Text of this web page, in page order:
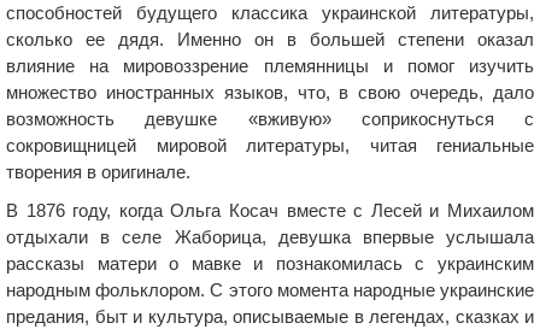
способностей будущего классика украинской литературы,
сколько ее дядя. Именно он в большей степени оказал
влияние на мировоззрение племянницы и помог изучить
множество иностранных языков, что, в свою очередь, дало
возможность девушке «вживую» соприкоснуться с
сокровищницей мировой литературы, читая гениальные
творения в оригинале.
В 1876 году, когда Ольга Косач вместе с Лесей и Михаилом
отдыхали в селе Жаборица, девушка впервые услышала
рассказы матери о мавке и познакомилась с украинским
народным фольклором. С этого момента народные украинские
предания, быт и культура, описываемые в легендах, сказках и